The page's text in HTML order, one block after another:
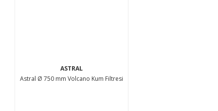
ASTRAL
Astral Ø 750 mm Volcano Kum Filtresi